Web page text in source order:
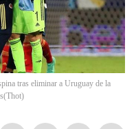
tras eliminar a Uruguay de la
(Thot)